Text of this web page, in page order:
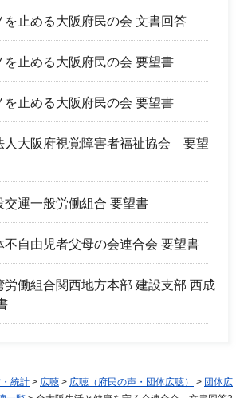
を止める大阪府民の会 文書回答
を止める大阪府民の会 要望書
を止める大阪府民の会 要望書
人大阪府視覚障害者福祉協会 要望
交運一般労働組合 要望書
不自由児者父母の会連合会 要望書
労働組合関西地方本部 建設支部 西成
統計 > 広聴 > 広聴（府民の声・団体広聴） > 団体広